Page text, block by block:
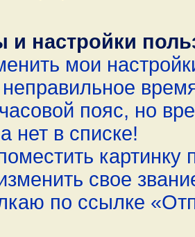
и настройки
мои
пояс, но
нет в списке!
свое
по ссылке